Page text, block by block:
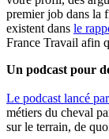
premier job dans la
existent dans le
France Travail afin
Un podcast pour
Le podcast lancé
métiers du cheval
sur le terrain, de